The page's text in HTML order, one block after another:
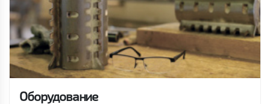
Оборудование